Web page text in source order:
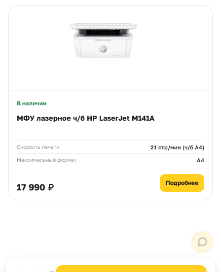
В наличии
МФУ лазерное ч/б HP LaserJet M141A
Скорость печати 21 стр/мин (ч/б А4)
Максимальный формат A4
17 990 ₽ Подробнее
Ответим в рабочее время
Статус заказа
Подбор картриджа